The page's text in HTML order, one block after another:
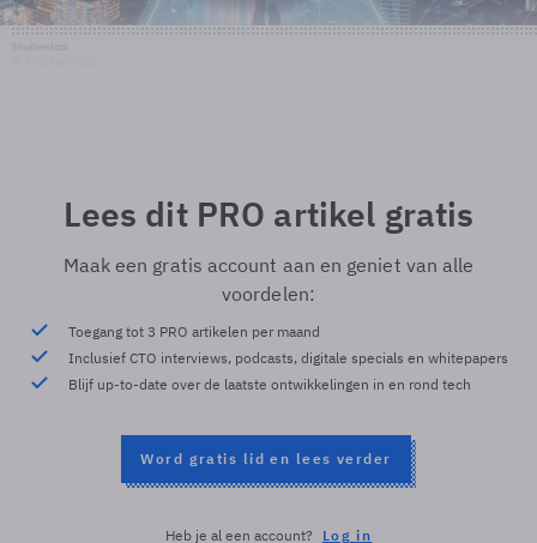
Lees dit PRO artikel gratis
Maak een gratis account aan en geniet van alle
voordelen:
Toegang tot 3 PRO artikelen per maand
Inclusief CTO interviews, podcasts, digitale specials en whitepapers
Blijf up-to-date over de laatste ontwikkelingen in en rond tech
Word gratis lid en lees verder
Heb je al een account? Log in